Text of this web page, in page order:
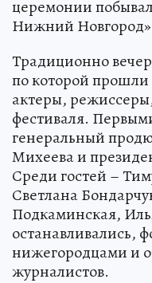
церемонии
Нижний
Традиционно
по которой
актеры,
фестиваля.
генеральный
Михеева и
Среди гостей –
Светлана
Подкаминская,
останавливались,
нижегородцами и
журналистов.